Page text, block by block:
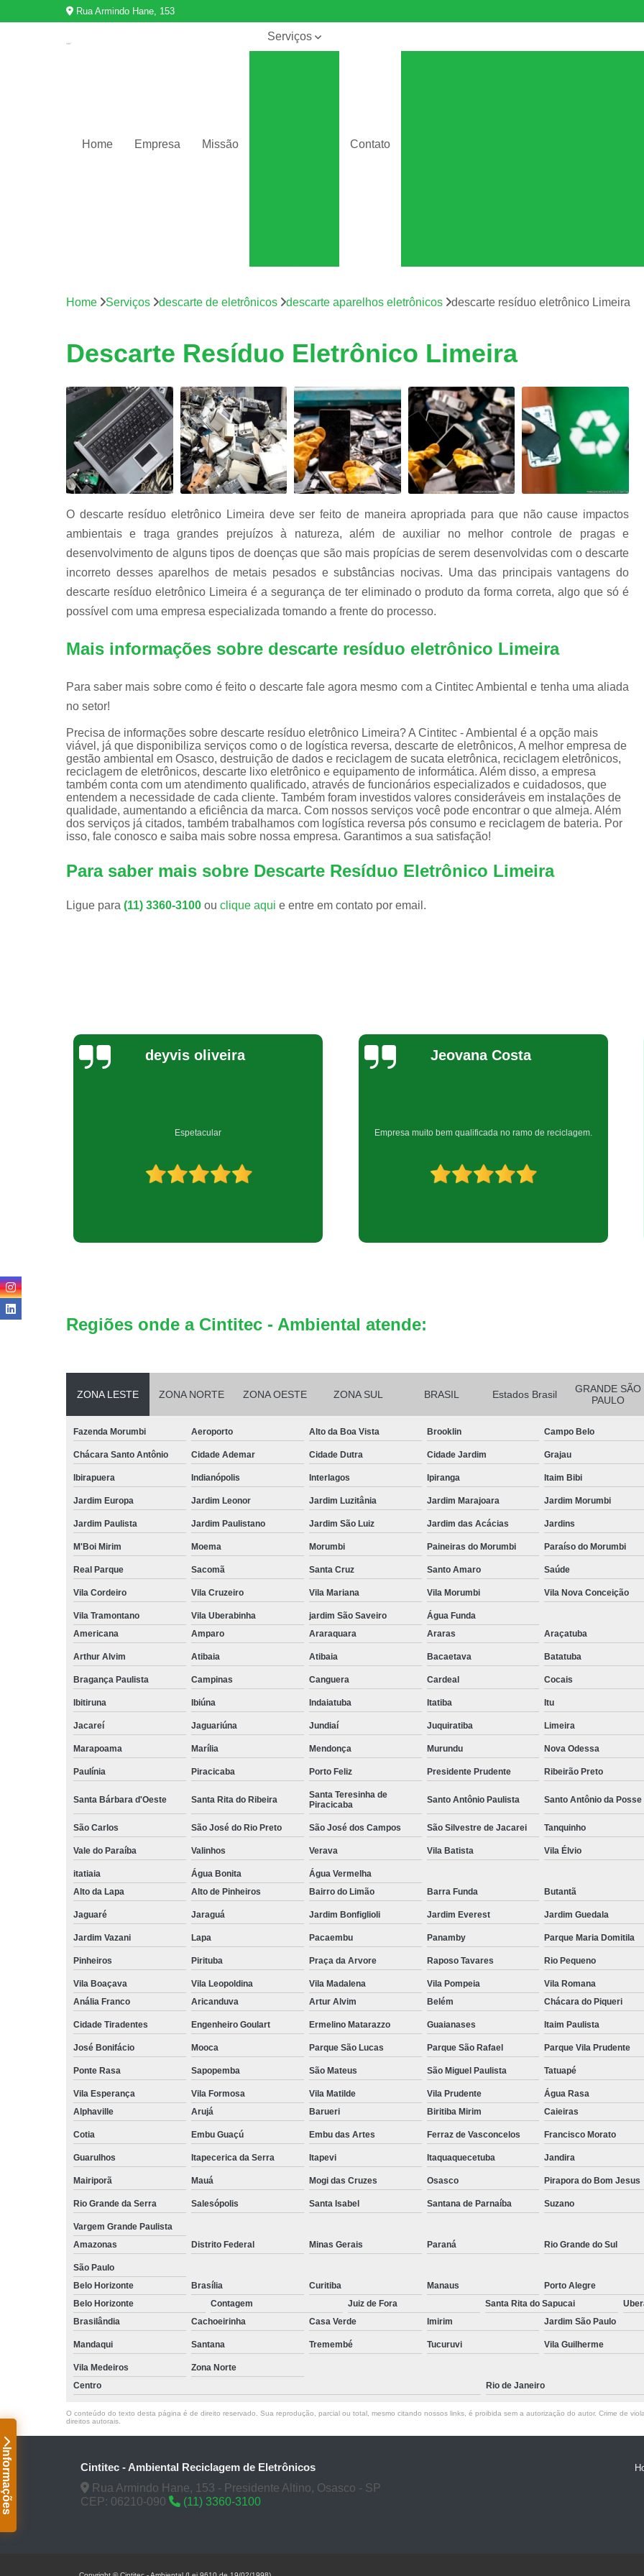
Rua Armindo Hane, 153
Home Empresa Missão
Serviços
de eletrônicos
informática
de placas
Reciclagens
de baterias
Contato
Descarte Equipamentos de
Destruição de Armazenadores
Destruição de Dados e Hd's
Destruição de Dados Trituração
Destruição de Fita Magnética
Destruição
Destruição de Documentos
Destruição Documentos Confidenciais
Destruição Documentos
Destruir Documentos Confidenciais
Equipamentos de Informática
Equipamentos de Informática para Empresa
Equipamentos e Suprimentos de
Empresas Logística Reversa
Logística Reversa de Eletrônicos
Logística Reversa de Reciclagem
Logística Reversa Lixo Eletrônico
Empresa de Reciclagem Eletrônica
Reciclagem de Peças Informática
Reciclagem de Placa Mãe
Reciclagem de Placas Eletrônicas
Reciclagem Placas Circuito
Reciclagem Placas
Home Serviços descarte de eletrônicos descarte aparelhos eletrônicos descarte resíduo eletrônico Limeira
Descarte Resíduo Eletrônico Limeira
O descarte resíduo eletrônico Limeira deve ser feito de maneira apropriada para que não cause impactos
ambientais e traga grandes prejuízos à natureza, além de auxiliar no melhor controle de pragas e
desenvolvimento de alguns tipos de doenças que são mais propícias de serem desenvolvidas com o descarte
incorreto desses aparelhos de metais pesados e substâncias nocivas. Uma das principais vantagens do
descarte resíduo eletrônico Limeira é a segurança de ter eliminado o produto da forma correta, algo que só é
possível com uma empresa especializada tomando a frente do processo.
Mais informações sobre descarte resíduo eletrônico Limeira
Para saber mais sobre como é feito o descarte fale agora mesmo com a Cintitec Ambiental e tenha uma aliada
no setor!
Precisa de informações sobre descarte resíduo eletrônico Limeira? A Cintitec - Ambiental é a opção mais
viável, já que disponibiliza serviços como o de logística reversa, descarte de eletrônicos, A melhor empresa de
gestão ambiental em Osasco, destruição de dados e reciclagem de sucata eletrônica, reciclagem eletrônicos,
reciclagem de eletrônicos, descarte lixo eletrônico e equipamento de informática. Além disso, a empresa
também conta com um atendimento qualificado, através de funcionários especializados e cuidadosos, que
entendem a necessidade de cada cliente. Também foram investidos valores consideráveis em instalações de
qualidade, aumentando a eficiência da marca. Com nossos serviços você pode encontrar o que almeja. Além
dos serviços já citados, também trabalhamos com logística reversa pós consumo e reciclagem de bateria. Por
isso, fale conosco e saiba mais sobre nossa empresa. Garantimos a sua satisfação!
Para saber mais sobre Descarte Resíduo Eletrônico Limeira
Ligue para (11) 3360-3100 ou clique aqui e entre em contato por email.
Informações
Jeovana Costa
Empresa muito bem qualificada no ramo de reciclagem.
Bel Araujo
Muito boa
Regiões onde a Cintitec - Ambiental atende:
ZONA LESTE ZONA NORTE ZONA OESTE ZONA SUL BRASIL Estados Brasil
GRANDE SÃO
PAULO
Fazenda Morumbi Aeroporto Alto da Boa Vista Brooklin Campo Belo
Chácara Santo Antônio Cidade Ademar Cidade Dutra Cidade Jardim Grajau
Ibirapuera Indianópolis Interlagos Ipiranga Itaim Bibi
Jardim Europa Jardim Leonor Jardim Luzitânia Jardim Marajoara Jardim Morumbi
Jardim Paulista Jardim Paulistano Jardim São Luiz Jardim das Acácias Jardins
M'Boi Mirim Moema Morumbi Paineiras do Morumbi Paraíso do Morumbi
Real Parque Sacomã Santa Cruz Santo Amaro Saúde
Vila Cordeiro Vila Cruzeiro Vila Mariana Vila Morumbi Vila Nova Conceição
Vila Tramontano Vila Uberabinha jardim São Saveiro
Água Funda
Americana
Amparo Araraquara Araras Araçatuba
Arthur Alvim Atibaia Atibaia Bacaetava Batatuba
Bragança Paulista Campinas Canguera Cardeal Cocais
Ibitiruna Ibiúna Indaiatuba Itatiba Itu
Jacareí Jaguariúna Jundiaí Juquiratiba Limeira
Marapoama Marília Mendonça Murundu Nova Odessa
Paulínia Piracicaba Porto Feliz Presidente Prudente Ribeirão Preto
Santa Bárbara d'Oeste Santa Rita do Ribeira
Santa Teresinha de
Piracicaba
Santo Antônio Paulista Santo Antônio da Posse
São Carlos São José do Rio Preto São José dos Campos São Silvestre de Jacarei Tanquinho
Vale do Paraíba Valinhos Verava Vila Batista Vila Élvio
itatiaia Água Bonita
Água Vermelha
Alto da Lapa
Alto de Pinheiros Bairro do Limão Barra Funda Butantã
Jaguaré Jaraguá Jardim Bonfiglioli Jardim Everest Jardim Guedala
Jardim Vazani Lapa Pacaembu Panamby Parque Maria Domitila
Pinheiros Pirituba Praça da Arvore Raposo Tavares Rio Pequeno
Vila Boaçava Vila Leopoldina Vila Madalena Vila Pompeia Vila Romana
Anália Franco
Aricanduva Artur Alvim Belém Chácara do Piqueri
Cidade Tiradentes Engenheiro Goulart Ermelino Matarazzo Guaianases Itaim Paulista
José Bonifácio Mooca Parque São Lucas Parque São Rafael Parque Vila Prudente
Ponte Rasa Sapopemba São Mateus São Miguel Paulista Tatuapé
Vila Esperança Vila Formosa Vila Matilde Vila Prudente
Água Rasa
Alphaville
Arujá Barueri Biritiba Mirim Caieiras
Cotia Embu Guaçú Embu das Artes Ferraz de Vasconcelos Francisco Morato
Guarulhos Itapecerica da Serra Itapevi Itaquaquecetuba Jandira
Mairiporã Mauá Mogi das Cruzes Osasco Pirapora do Bom Jesus
Rio Grande da Serra Salesópolis Santa Isabel Santana de Parnaíba Suzano
Vargem Grande Paulista
Amazonas
Distrito Federal Minas Gerais Paraná Rio Grande do Sul
São Paulo
Belo Horizonte
Brasília Curitiba Manaus Porto Alegre
Belo Horizonte
Contagem Juiz de Fora Santa Rita do Sapucai
Brasilândia
Cachoeirinha Casa Verde Imirim Jardim São Paulo
Mandaqui Santana Tremembé Tucuruvi Vila Guilherme
Vila Medeiros
Zona Norte
Centro
Rio de Janeiro
O conteúdo do texto desta página é de direito reservado. Sua reprodução, parcial ou total, mesmo citando nossos links, é proibida sem a autorização do autor. Crime de
direitos autorais
Cintitec - Ambiental Reciclagem de Eletrônicos
Rua Armindo Hane, 153 - Presidente Altino, Osasco - SP
CEP: 06210-090
(11) 3360-3100